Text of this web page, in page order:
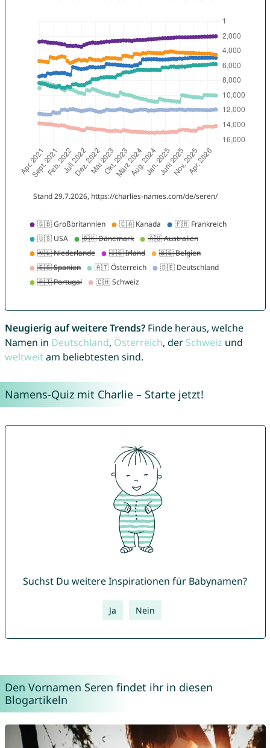
Neugierig auf weitere Trends?Finde heraus, welche
Namen in Deutschland, Österreich, der Schweiz und
weltweitam beliebtesten sind.
Namens-Quiz mit Charlie – Starte jetzt!
Suchst Du weitere Inspirationen für Babynamen?
Ja Nein
Den Vornamen Seren findet ihr in diesen
Blogartikeln